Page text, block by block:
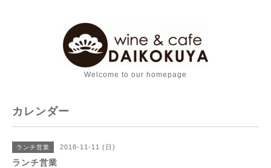
Welcome to our homepage
カレンダー
ランチ営業 2018-11-11 (日)
ランチ営業